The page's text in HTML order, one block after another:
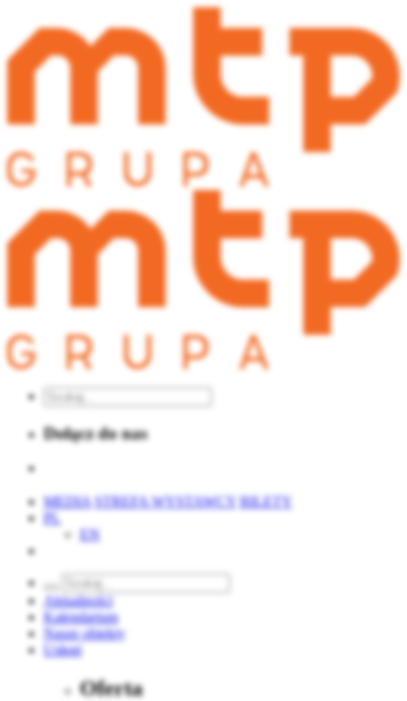
Dołącz do nas
MEDIA STREFA WYSTAWCY BILETY
PL
EN
Aktualności
Kalendarium
Nasze obiekty
Usługi
Oferta